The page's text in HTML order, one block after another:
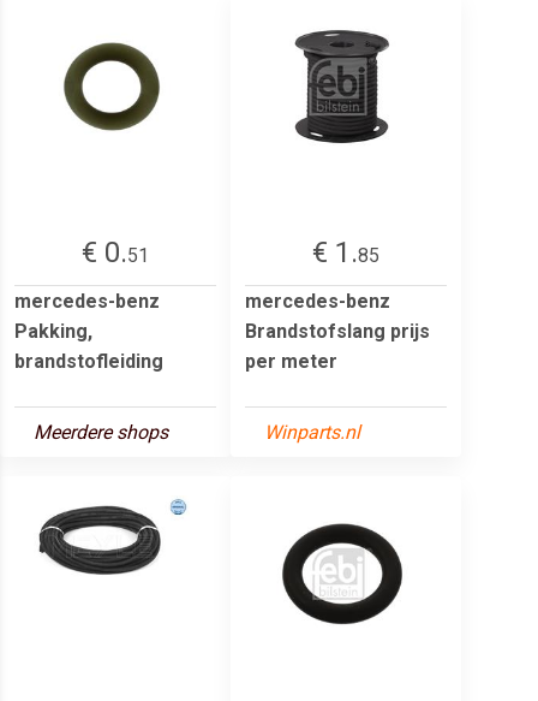
€ 0.51
mercedes-benz
Pakking,
brandstofleiding
Meerdere shops
€ 1.85
mercedes-benz
Brandstofslang prijs
per meter
Winparts.nl